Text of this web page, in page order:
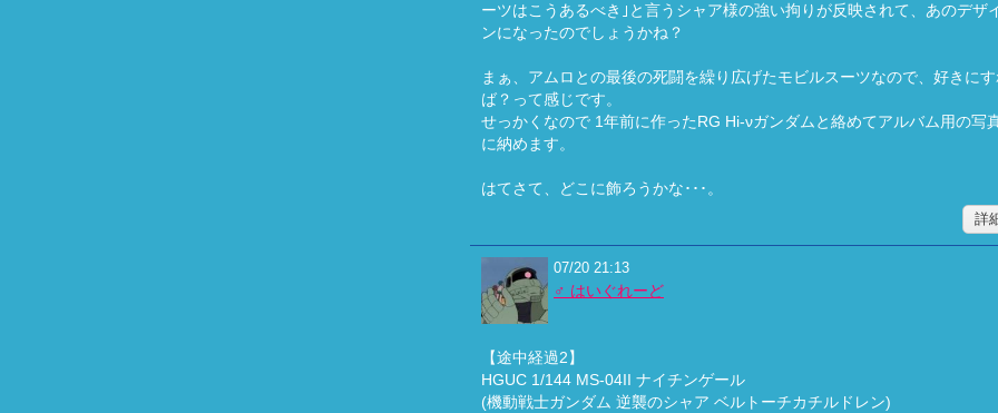
ーツはこうあるべき｣と言うシャア様の強い拘りが反映されて、あのデザ
ンになったのでしょうかね？
まぁ、アムロとの最後の死闘を繰り広げたモビルスーツなので、好きに
ば？って感じです。
せっかくなので 1年前に作ったRG Hi-νガンダムと絡めてアルバム用の写
に納めます。
はてさて、どこに飾ろうかな･･･。
詳
07/20 21:13
♂ はいぐれーど
【途中経過2】
HGUC 1/144 MS-04II ナイチンゲール
(機動戦士ガンダム 逆襲のシャア ベルトーチカチルドレン)